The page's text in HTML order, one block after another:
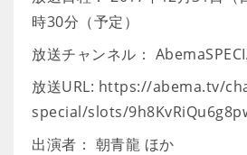
時30分（予定）
放送チャンネル：
放送URL: https://abema.tv/
special/slots/
出演者： 朝青龍 ほか